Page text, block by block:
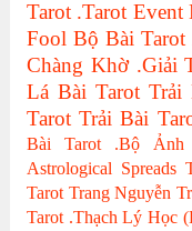
Tarot .Tarot Event
Fool Bộ Bài Tarot
Chàng Khờ .Giải
Lá Bài Tarot Trải
Tarot Trải Bài
Bài Tarot
.Bộ Ảnh
Astrological Spreads
Tarot Trang Nguyễn
Tarot .Thạch Lý Học